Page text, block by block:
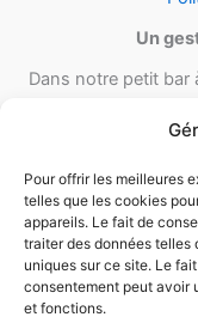
Pour offrir les meilleures
telles que les cookies
appareils. Le fait de
traiter des données telles
uniques sur ce site. Le
consentement peut avoir
et fonctions.
Un
Dans notre petit bar
réutilisable ainsi